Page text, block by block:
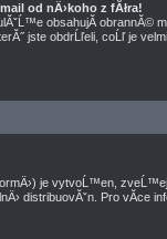
od nÄ›koho z fĂłra!
obsahujĂ­ obrannĂ©
jste obdrĹľeli, coĹľ je
je vytvoĹ™en,
distribuovĂˇn. Pro vĂ­ce